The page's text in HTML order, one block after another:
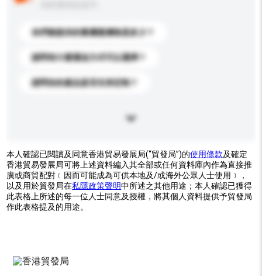
你們能提供的最優惠價格是多少？
請問有什麼運送方式可以選擇？
請問你的產品是否支持定制？
本人確認已閱讀及同意香港貿易發展局(“貿發局”)的使用條款及確定
香港貿易發展局可將上述資料編入其全部或任何資料庫內作為直接推
廣或商貿配對﹝因而可能成為可供本地及/或海外公眾人士使用﹞，
以及用於貿發局在私隱政策聲明中所述之其他用途；本人確認已獲得
此表格上所述的每一位人士同意及授權，將其個人資料提供予貿發局
作此表格提及的用途。